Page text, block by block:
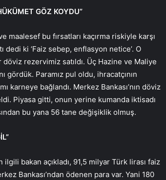
GÖZ KOYDU”
bu fırsatları kaçırma riskiyle karşı
dedi ki ‘Faiz sebep, enflasyon netice’. O
rezervimiz satıldı. Üç Hazine ve Maliye
gördük. Paramız pul oldu, ihracatçının
karneye bağlandı. Merkez Bankası’nın döviz
Piyasa gitti, onun yerine kumanda iktisadı
bu yana 56 tane değişiklik olmuş.
bakan açıkladı, 91,5 milyar Türk lirası faiz
Bankası’ndan ödenen para var. Yani 180